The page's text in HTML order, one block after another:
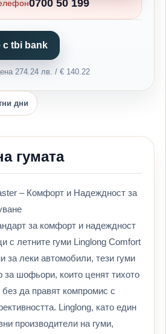
0700 50 199
с tbi bank
274.24 лв. / € 140.22
дни
гумата
– Комфорт и Надеждност за
за комфорт и надеждност
с летните гуми Linglong Comfort
за леки автомобили, тези гуми
за шофьори, които ценят тихото
да правят компромис с
Linglong, като един
производители на гуми,